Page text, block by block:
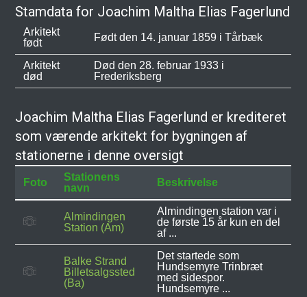
Stamdata for Joachim Maltha Elias Fagerlund
Arkitekt
født
Født den 14. januar 1859 i Tårbæk
Arkitekt
død
Død den 28. februar 1933 i
Frederiksberg
Joachim Maltha Elias Fagerlund er krediteret
som værende arkitekt for bygningen af
stationerne i denne oversigt
Foto
Stationens
navn
Beskrivelse
Almindingen
Station (Am)
Almindingen station var i
de første 15 år kun en del
af ...
Balke Strand
Billetsalgssted
(Ba)
Det startede som
Hundsemyre Trinbræt
med sidespor.
Hundsemyre ...